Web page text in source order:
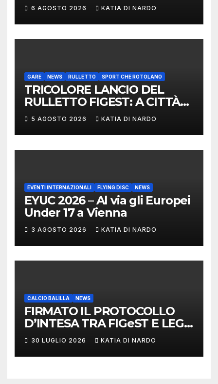
MONDIALE: LA
DELEGAZIONE ITALIANA
PROTAGONISTA AL
CONVEGNO TAFISA A
6 AGOSTO 2026 KATIA DI NARDO
GARE NEWS RULLETTO SPORT CHE ROTOLANO
TRICOLORE LANCIO DEL
RULLETTO FIGEST: A CITTÀ
DI CASTELLO VINCONO
MARCHIGIANI ED UMBRI
5 AGOSTO 2026 KATIA DI NARDO
EVENTI INTERNAZIONALI FLYING DISC NEWS
EYUC 2026 – Al via gli Europei
Under 17 a Vienna
3 AGOSTO 2026 KATIA DI NARDO
CALCIO BALILLA NEWS
FIRMATO IL PROTOCOLLO
D’INTESA TRA FIGeST E LEGA
NAZIONALE DILETTANTI
30 LUGLIO 2026 KATIA DI NARDO